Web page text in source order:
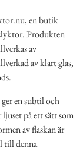
en butik
Produkten
av
av klart glas,
en subtil och
på ett sätt som
av flaskan är
till denna